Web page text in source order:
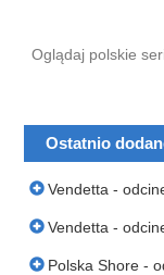
Oglądaj polskie
Ostatnio
Vendetta -
Vendetta -
Polska Shore -